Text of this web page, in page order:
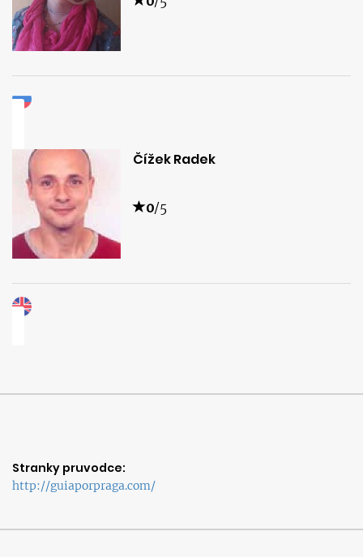
Čížek Radek
0/5
Stranky pruvodce:
http://guiaporpraga.com/